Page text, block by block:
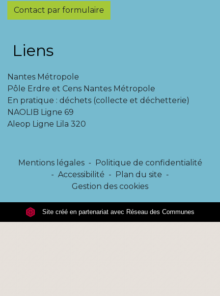
Contact par formulaire
Liens
Nantes Métropole
Pôle Erdre et Cens Nantes Métropole
En pratique : déchets (collecte et déchetterie)
NAOLIB Ligne 69
Aleop Ligne Lila 320
Mentions légales - Politique de confidentialité
- Accessibilité - Plan du site -
Gestion des cookies
Site créé en partenariat avec Réseau des Communes